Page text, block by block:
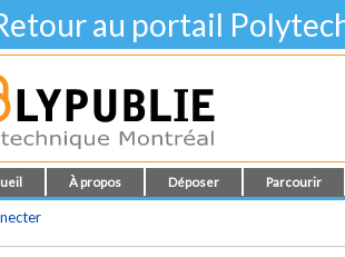
au portail
À propos Déposer Parcourir